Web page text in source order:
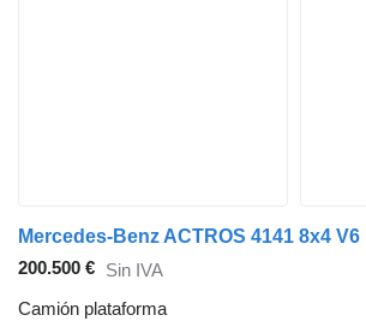
200.500 € Sin IVA
Camión plataforma